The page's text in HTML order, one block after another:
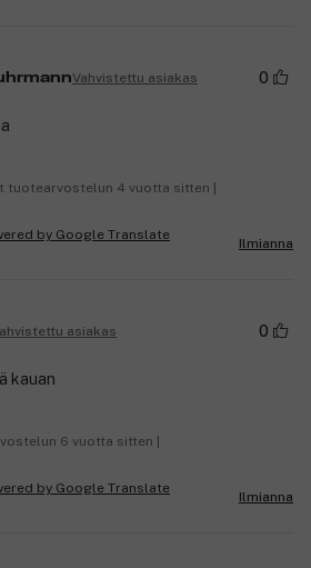
Vahvistettu asiakas 0
tuotearvostelun 4 vuotta sitten |
Ilmianna
asiakas 0
kauan
6 vuotta sitten |
Ilmianna